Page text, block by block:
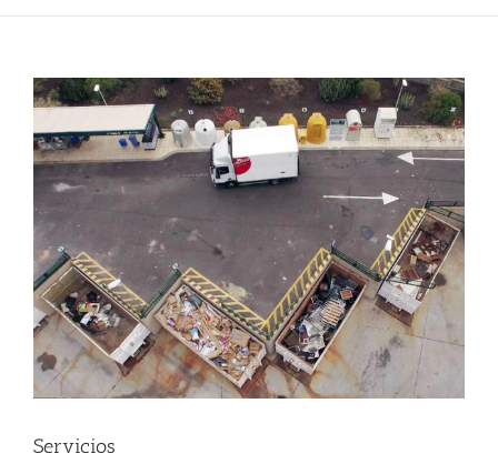
Ver
imagen
más
grande
Servicios